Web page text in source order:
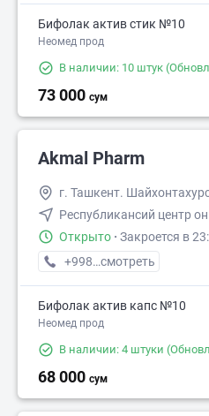
Бифолак актив стик №10
Неомед прод
В наличии: 10 штук
73 000 сум
Akmal Pharm
г. Ташкент.
Республикансий центр
Открыто · Закроется в
+998 (99) XXX-XX-XX
смотреть
Бифолак актив капс №10
Неомед прод
В наличии: 4 штуки
68 000 сум